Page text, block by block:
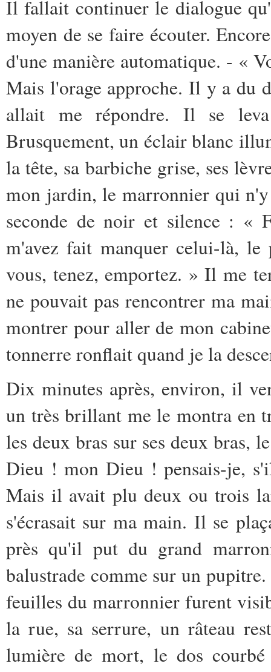
Il fallait continuer le dialogue
moyen de se faire écouter.
d'une manière automatique. - «
Mais l'orage approche. Il y a du
allait me répondre. Il se
Brusquement, un éclair blanc
la tête, sa barbiche grise, ses
mon jardin, le marronnier qui
seconde de noir et silence : «
m'avez fait manquer celui-là,
vous, tenez, emportez. » Il me
ne pouvait pas rencontrer ma
montrer pour aller de mon
tonnerre ronflait quand je la
Dix minutes après, environ, il
un très brillant me le montra en
les deux bras sur ses deux bras,
Dieu ! mon Dieu ! pensais-je,
Mais il avait plu deux ou trois
s'écrasait sur ma main. Il se
près qu'il put du grand
balustrade comme sur un
feuilles du marronnier furent
la rue, sa serrure, un râteau
lumière de mort, le dos courbé